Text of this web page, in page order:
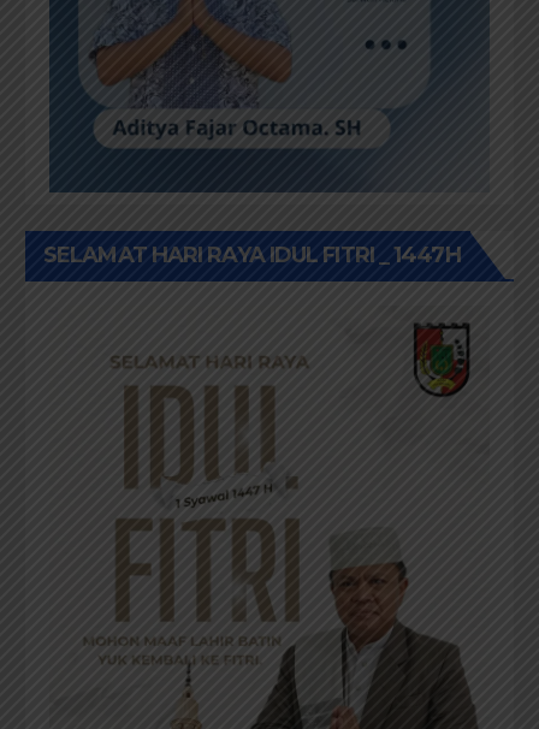
SELAMAT HARI RAYA IDUL FITRI _ 1447H